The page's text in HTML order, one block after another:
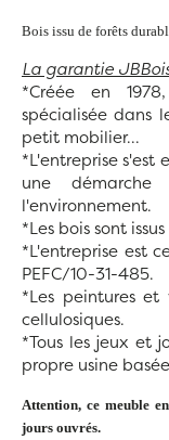
Bois issu de forêts
La garantie
*Créée en
spécialisée dans
petit mobilier...
*L'entreprise s'est
une
l'environnement.
*Les bois sont
*L'entreprise est
PEFC/10-31-485.
*Les peintures et
cellulosiques.
*Tous les jeux et
propre usine
Attention, ce meuble
jours ouvrés.